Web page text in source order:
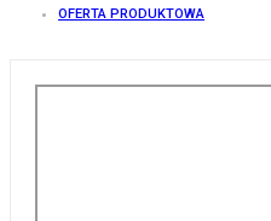
OFERTA PRODUKTOWA